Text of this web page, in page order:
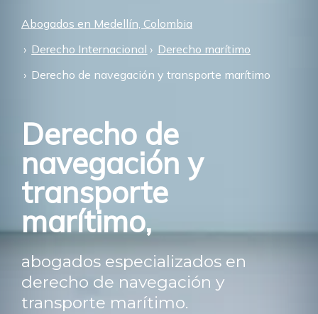
Abogados en Medellín, Colombia
Derecho Internacional
Derecho marítimo
Derecho de navegación y transporte marítimo
Derecho de
navegación y
transporte
marítimo,
abogados especializados en
derecho de navegación y
transporte marítimo.